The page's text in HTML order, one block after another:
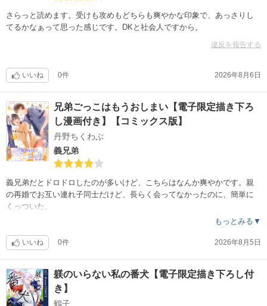
さらっと読めます。受けも攻めもどちらも爽やかな印象で、あっさりし
てるかなぁって思った感じです。DKと社会人ですから。
違反を報告する
いいね 0件 2026年8月6日
兄弟ごっこはもうおしまい【電子限定描き下ろ
し漫画付き】【コミックス版】
丹野ちくわぶ
義兄弟
義兄弟だとドロドロしたのが多いけど、こちらはなんか爽やかです。親
の再婚でお互い連れ子同士だけど、長らく会ってなかったのに、簡単に
くっついた。
もっとみる▼
いいね 0件 2026年8月5日
躾のいらない私の番犬【電子限定描き下ろし付
き】
鶴子